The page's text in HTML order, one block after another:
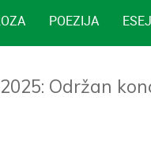
POEZIJA
Održan